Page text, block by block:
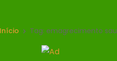
Início Tag: emagrecimento